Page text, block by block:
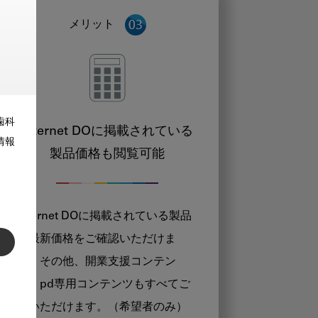
科
報
メリット
Internet DOに掲載されている
製品価格も閲覧可能
Internet DOに掲載されている製品
の最新価格をご確認いただけま
す。その他、開業支援コンテン
ツ、pd専用コンテンツもすべてご
覧いただけます。（希望者のみ）